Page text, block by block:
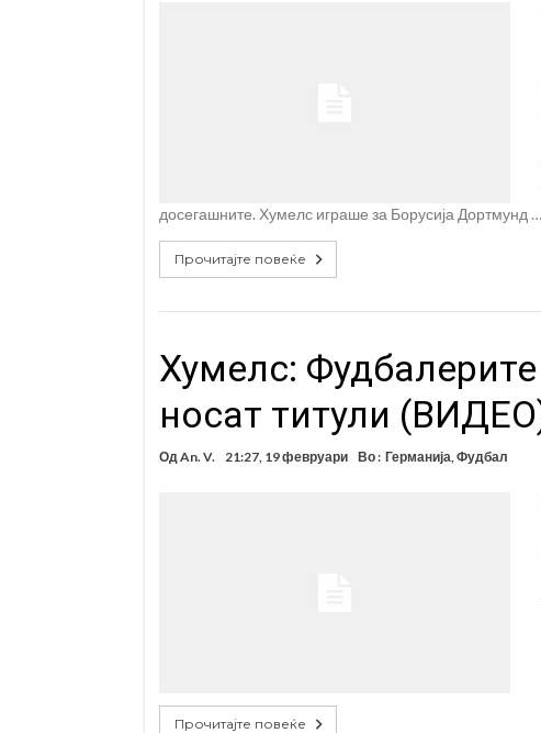
досегашните. Хумелс играше за Борусија Дортмунд …
Прочитајте повеќе
Хумелс:
носат титули
Од An. V. 21:27, 19 февруари Во : Германија Фудбал
Прочитајте повеќе